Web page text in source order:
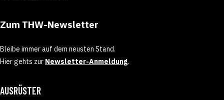
Zum THW-Newsletter
Bleibe immer auf dem neusten Stand.
Hier gehts zur Newsletter-Anmeldung.
AUSRÜSTER